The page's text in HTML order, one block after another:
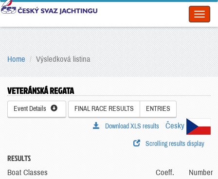
Home Výsledková listina
VETERÁNSKÁ REGATA
Event Details FINAL RACE RESULTS ENTRIES
Česky
Download XLS results
Scrolling results display
RESULTS
Boat Classes Coeff.
Number